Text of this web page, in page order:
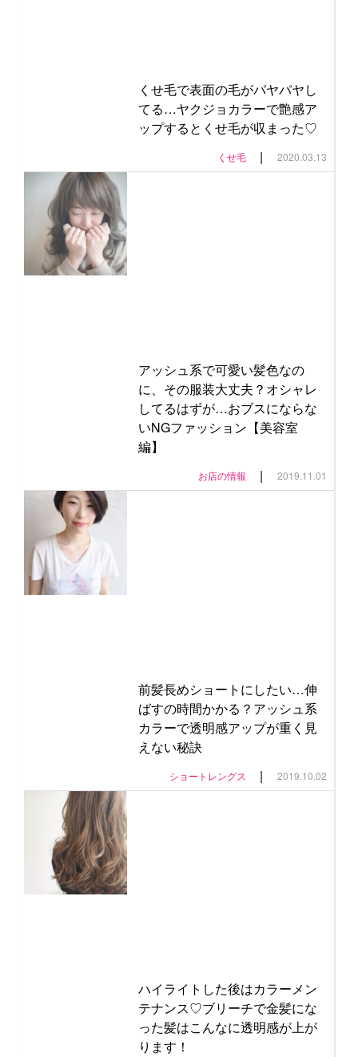
くせ毛で表面の毛がパヤパヤし
てる…ヤクジョカラーで艶感ア
ップするとくせ毛が収まった♡
くせ毛 | 2020.03.13
アッシュ系で可愛い髪色なの
に、その服装大丈夫？オシャレ
してるはずが…おブスにならな
いNGファッション【美容室
編】
お店の情報 | 2019.11.01
前髪長めショートにしたい…伸
ばすの時間かかる？アッシュ系
カラーで透明感アップが重く見
えない秘訣
ショートレングス | 2019.10.02
ハイライトした後はカラーメン
テナンス♡ブリーチで金髪にな
った髪はこんなに透明感が上が
ります！